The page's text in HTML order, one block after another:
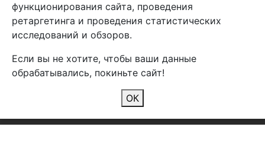
Мы в соц. сетях
функционирования сайта, проведения
ретаргетинга и проведения статистических
исследований и обзоров.
Если вы не хотите, чтобы ваши данные
обрабатывались, покиньте сайт!
ОК